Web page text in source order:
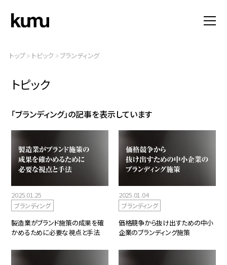
トップ> トピック >ブランディング
トピック
「ブランディング」の記事を表示しています
2025.01.25
ブランディング
製造業がブランド施策の成果を確
かめるために必要な視点と手法
2025.01.04
ブランディング
価格競争から抜け出すための中小
企業のブランディング施策